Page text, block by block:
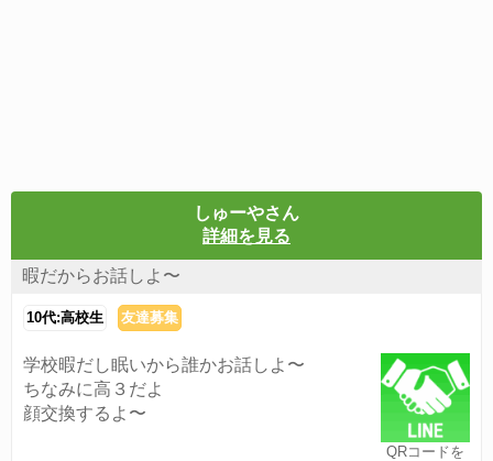
しゅーやさん
詳細を見る
暇だからお話しよ〜
10代:高校生 友達募集
QRコードを
学校暇だし眠いから誰かお話しよ〜
ちなみに高３だよ
顔交換するよ〜